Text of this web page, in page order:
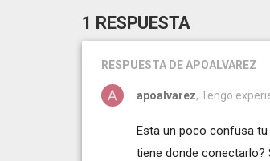
1 RESPUESTA
RESPUESTA DE APOALVAREZ
apoalvarez, Tengo
Esta un poco confusa tu
tiene donde conectarlo?